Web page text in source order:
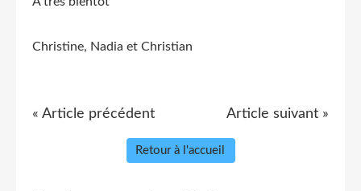
Christine, Nadia et Christian
« Article précédent Article suivant »
Retour à l'accueil